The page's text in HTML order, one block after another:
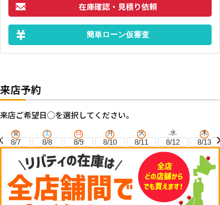
在庫確認・見積り依頼
簡単ローン仮審査
来店予約
来店ご希望日◯を選択してください。
金
8/7
土
8/8
日
8/9
月
8/10
火
8/11
水
8/12
木
8/13